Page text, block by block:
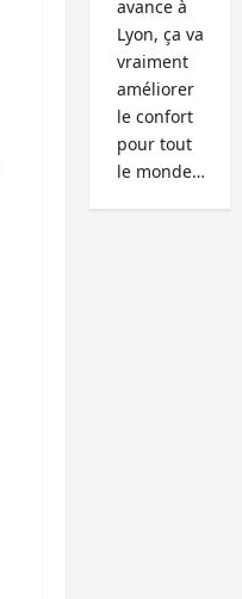
avance à
Lyon, ça va
vraiment
améliorer
le confort
pour tout
le monde…